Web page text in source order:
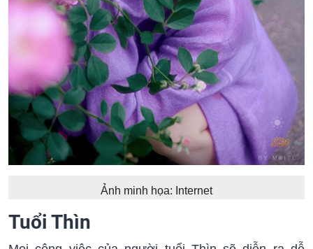
Ảnh minh họa: Internet
Tuổi Thìn